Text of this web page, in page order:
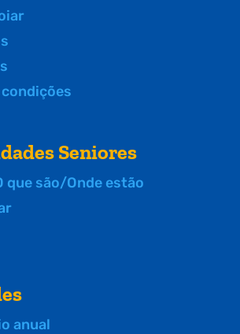
Seniores
que são/Onde estão
anual